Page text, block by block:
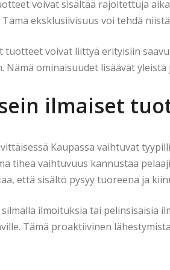
voivat sisältää rajoitettuja
eksklusiivisuus voi tehdä
tuotteet voivat liittyä erityisiin
Nämä ominaisuudet lisäävät
ilmaiset
Kaupassa vaihtuvat
tiheä vaihtuvuus kannustaa
että sisältö pysyy tuoreena ja
ilmoituksia tai pelinsisäisiä
Tämä proaktiivinen